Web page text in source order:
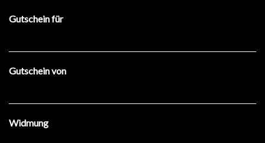
Gutschein für
Gutschein von
Widmung